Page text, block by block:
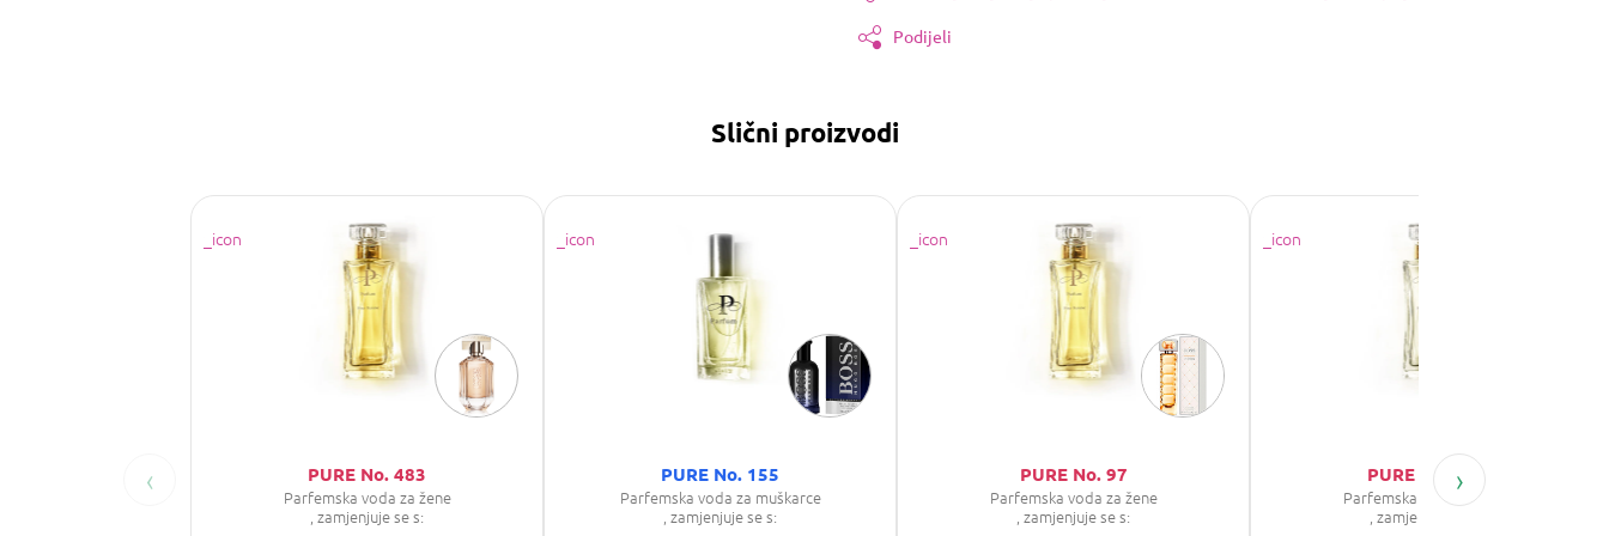
Podijeli
Slični proizvodi
‹ PURE No. 483
Parfemska voda za žene
, zamjenjuje se s:
PURE No. 155
Parfemska voda za muškarce
, zamjenjuje se s:
PURE No. 97
Parfemska voda za žene
, zamjenjuje se s:
PURE No. 492
Parfemska voda za žene
, zamjenjuje se s:
›